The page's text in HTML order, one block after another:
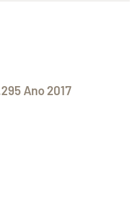
Ano 2017